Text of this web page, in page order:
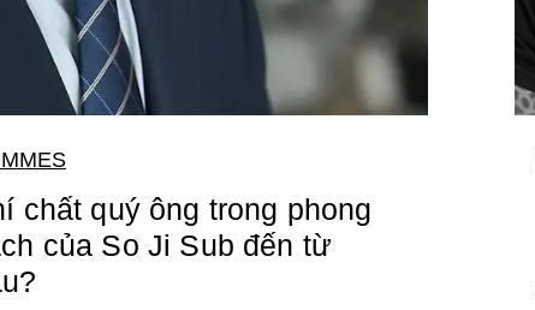
chất quý ông trong phong
của So Ji Sub đến từ